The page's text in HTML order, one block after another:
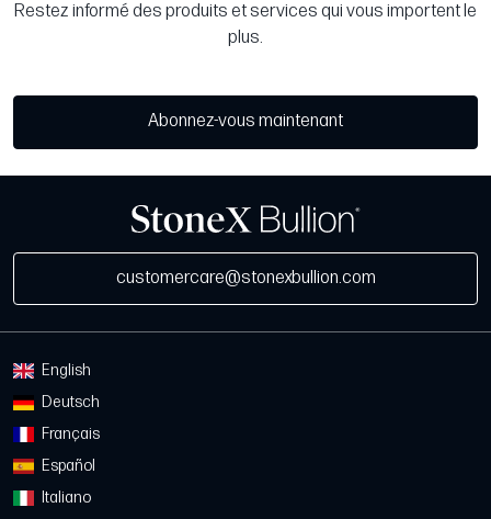
Restez informé des produits et services qui vous importent le
plus.
Abonnez-vous maintenant
customercare@stonexbullion.com
English
Deutsch
Français
Español
Italiano